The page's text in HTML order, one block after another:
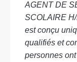
AGENT DE
SCOLAIRE
est conçu
qualifiés et
personnes